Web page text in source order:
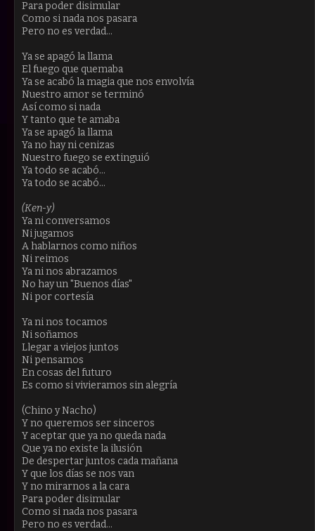
Para poder disimular
Como si nada nos pasara
Pero no es verdad...
Ya se apagó la llama
El fuego que quemaba
Ya se acabó la magia que nos envolvía
Nuestro amor se terminó
Así como si nada
Y tanto que te amaba
Ya se apagó la llama
Ya no hay ni cenizas
Nuestro fuego se extinguió
Ya todo se acabó...
Ya todo se acabó...
(Ken-y)
Ya ni conversamos
Ni jugamos
A hablarnos como niños
Ni reimos
Ya ni nos abrazamos
No hay un "Buenos días"
Ni por cortesía
Ya ni nos tocamos
Ni soñamos
Llegar a viejos juntos
Ni pensamos
En cosas del futuro
Es como si vivieramos sin alegría
(Chino y Nacho)
Y no queremos ser sinceros
Y aceptar que ya no queda nada
Que ya no existe la ilusión
De despertar juntos cada mañana
Y que los días se nos van
Y no mirarnos a la cara
Para poder disimular
Como si nada nos pasara
Pero no es verdad...